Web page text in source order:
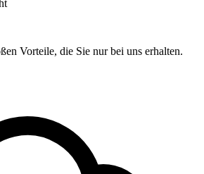
Vorteile, die Sie nur bei uns erhalten.